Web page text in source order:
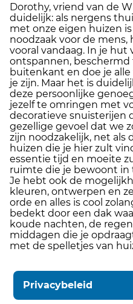
Dorothy, vriend van de
duidelijk: als nergens
met onze eigen huizen
noodzaak voor de mens,
vooral vandaag. In je hut
ontspannen,
buitenkant en doe je
je zijn. Maar het is
deze persoonlijke
jezelf te omringen met
decoratieve snuisterijen
gezellige gevoel dat we
zijn noodzakelijk, net als
huizen die je hier zult
essentie tijd en moeite
ruimte die je bewoont
Je hebt ook de
kleuren, ontwerpen en
orde en alles is cool
bedekt door een dak
koude nachten, de
middagen die je
met de spelletjes van
Privacybeleid